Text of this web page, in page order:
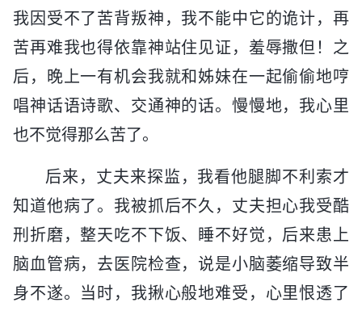
我因受不了苦背叛神，我不能中它的诡计，再
苦再难我也得依靠神站住见证，羞辱撒但！之
后，晚上一有机会我就和姊妹在一起偷偷地哼
唱神话语诗歌、交通神的话。慢慢地，我心里
也不觉得那么苦了。
后来，丈夫来探监，我看他腿脚不利索才
知道他病了。我被抓后不久，丈夫担心我受酷
刑折磨，整天吃不下饭、睡不好觉，后来患上
脑血管病，去医院检查，说是小脑萎缩导致半
身不遂。当时，我揪心般地难受，心里恨透了